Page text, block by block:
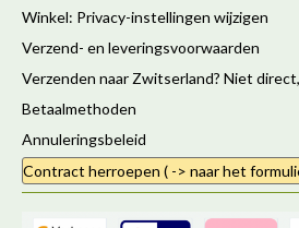
Winkel: Privacy-instellingen wijzigen
Verzend- en leveringsvoorwaarden
Verzenden naar Zwitserland? Niet direct,
Betaalmethoden
Annuleringsbeleid
Contract herroepen ( -> naar het